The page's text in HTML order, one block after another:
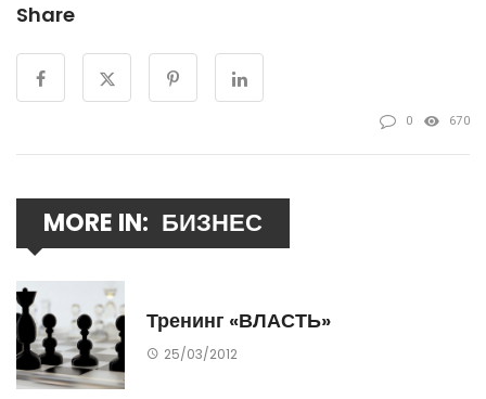
Share
0 670
MORE IN: БИЗНЕС
Тренинг «ВЛАСТЬ»
25/03/2012